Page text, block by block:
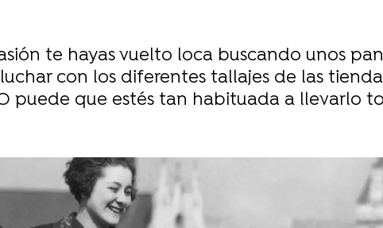
te hayas vuelto loca buscando unos
con los diferentes tallajes de las
puede que estés tan habituada a llevarlo